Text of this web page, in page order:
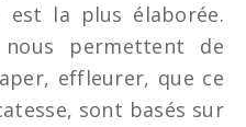
est la plus élaborée.
nous permettent de
effleurer, que ce
sont basés sur